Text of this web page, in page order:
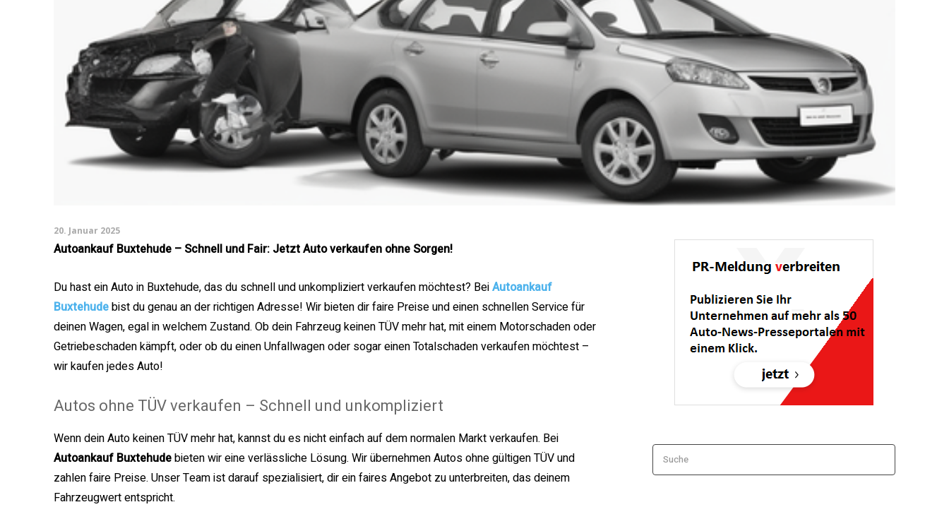
20. Januar 2025
Autoankauf Buxtehude – Schnell und Fair: Jetzt Auto verkaufen ohne Sorgen!
Du hast ein Auto in Buxtehude, das du schnell und unkompliziert verkaufen möchtest? BeiAutoankauf
Buxtehudebist du genau an der richtigen Adresse! Wir bieten dir faire Preise und einen schnellen Service für
deinen Wagen, egal in welchem Zustand. Ob dein Fahrzeug keinen TÜV mehr hat, mit einem Motorschaden oder
Getriebeschaden kämpft, oder ob du einen Unfallwagen oder sogar einen Totalschaden verkaufen möchtest –
wir kaufen jedes Auto!
Autos ohne TÜV verkaufen – Schnell und unkompliziert
Wenn dein Auto keinen TÜV mehr hat, kannst du es nicht einfach auf dem normalen Markt verkaufen. Bei
Autoankauf Buxtehudebieten wir eine verlässliche Lösung. Wir übernehmen Autos ohne gültigen TÜV und
zahlen faire Preise. Unser Team ist darauf spezialisiert, dir ein faires Angebot zu unterbreiten, das deinem
Fahrzeugwert entspricht.
Suche